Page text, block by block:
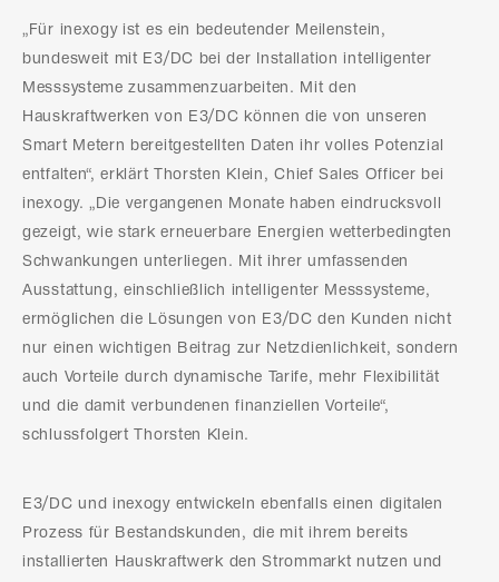
„Für inexogy ist es ein bedeutender Meilenstein,
bundesweit mit E3/DC bei der Installation intelligenter
Messsysteme zusammenzuarbeiten. Mit den
Hauskraftwerken von E3/DC können die von unseren
Smart Metern bereitgestellten Daten ihr volles Potenzial
entfalten“, erklärt Thorsten Klein, Chief Sales Officer bei
inexogy. „Die vergangenen Monate haben eindrucksvoll
gezeigt, wie stark erneuerbare Energien wetterbedingten
Schwankungen unterliegen. Mit ihrer umfassenden
Ausstattung, einschließlich intelligenter Messsysteme,
ermöglichen die Lösungen von E3/DC den Kunden nicht
nur einen wichtigen Beitrag zur Netzdienlichkeit, sondern
auch Vorteile durch dynamische Tarife, mehr Flexibilität
und die damit verbundenen finanziellen Vorteile“,
schlussfolgert Thorsten Klein.
E3/DC und inexogy entwickeln ebenfalls einen digitalen
Prozess für Bestandskunden, die mit ihrem bereits
installierten Hauskraftwerk den Strommarkt nutzen und